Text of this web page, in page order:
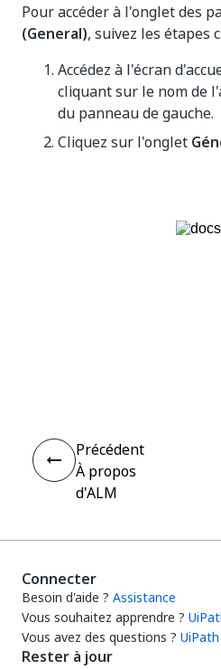
Pour accéder à l'onglet des
(General), suivez les étapes
Accédez à l'écran
cliquant sur le nom de
du panneau de gauche.
Cliquez sur l'onglet
Précédent
À propos
d'ALM
Connecter
Besoin d'aide ? Assistance
Vous souhaitez apprendre ?
Vous avez des questions ?
Rester à jour